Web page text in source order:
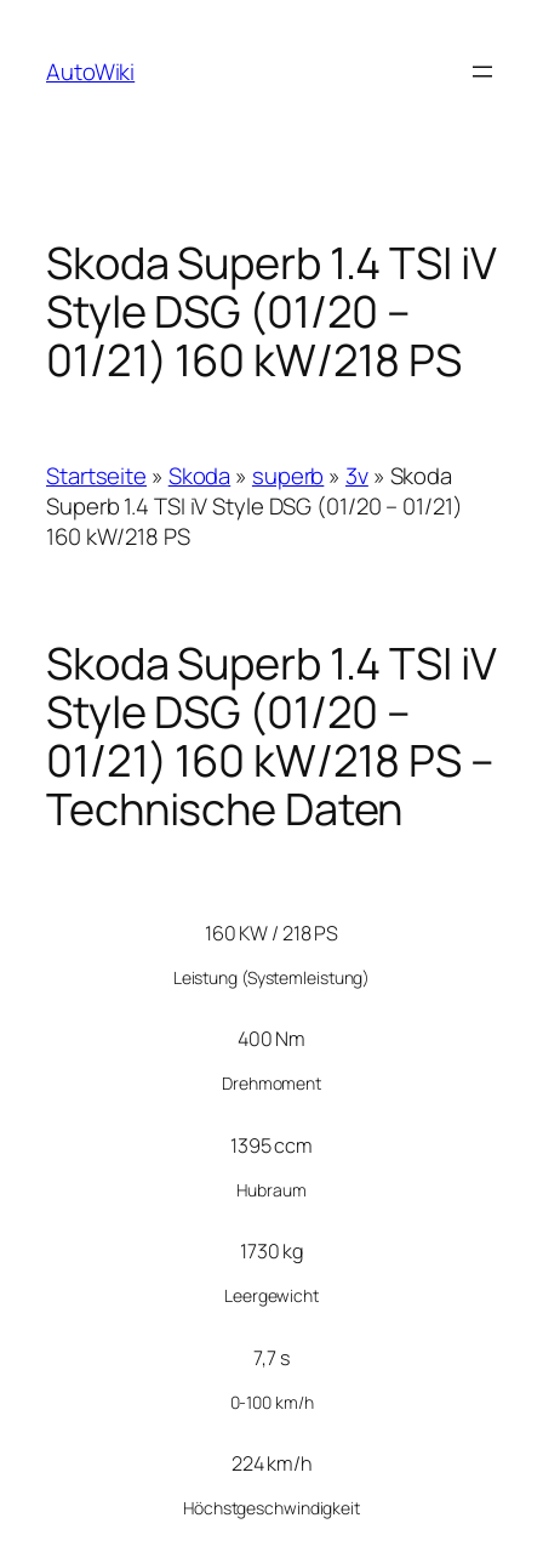
springen
AutoWiki
Skoda Superb 1.4 TSI iV
Style DSG (01/20 –
01/21) 160 kW/218 PS
Startseite » Skoda » superb » 3v» Skoda
Superb 1.4 TSI iV Style DSG (01/20 – 01/21)
160 kW/218 PS
Skoda Superb 1.4 TSI iV
Style DSG (01/20 –
01/21) 160 kW/218 PS –
Technische Daten
160 KW / 218 PS
Leistung(Systemleistung)
400 Nm
Drehmoment
1395 ccm
Hubraum
1730 kg
Leergewicht
7,7 s
0-100 km/h
224 km/h
Höchstgeschwindigkeit